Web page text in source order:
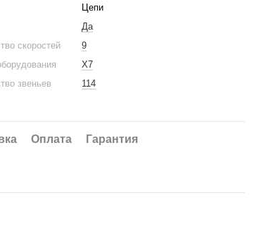
Цепи
Да
скоростей
9
X7
звеньев
114
Оплата Гарантия